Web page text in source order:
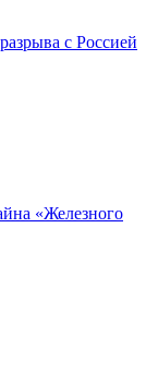
с Россией
«Железного